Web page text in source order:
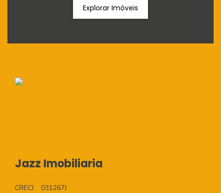
Explorar Imóveis
Jazz Imobiliaria
CRECI
031267J